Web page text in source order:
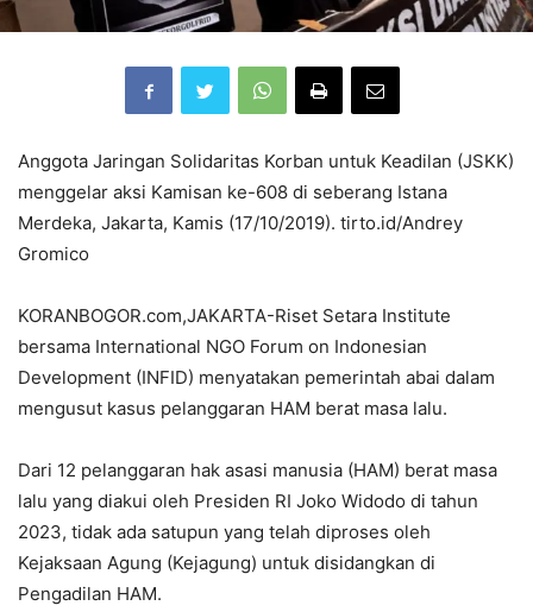
Anggota Jaringan Solidaritas Korban untuk Keadilan (JSKK)
menggelar aksi Kamisan ke-608 di seberang Istana
Merdeka, Jakarta, Kamis (17/10/2019). tirto.id/Andrey
Gromico
KORANBOGOR.com,JAKARTA-Riset Setara Institute
bersama International NGO Forum on Indonesian
Development (INFID) menyatakan pemerintah abai dalam
mengusut kasus pelanggaran HAM berat masa lalu.
Dari 12 pelanggaran hak asasi manusia (HAM) berat masa
lalu yang diakui oleh Presiden RI Joko Widodo di tahun
2023, tidak ada satupun yang telah diproses oleh
Kejaksaan Agung (Kejagung) untuk disidangkan di
Pengadilan HAM.